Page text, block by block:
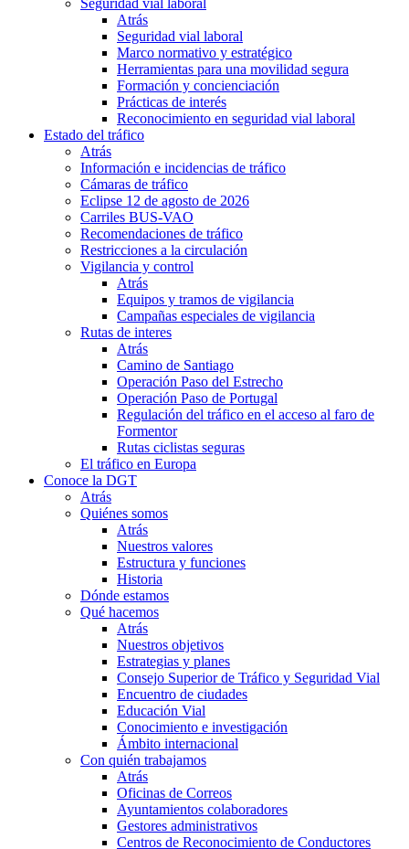
Seguridad vial laboral
Atrás
Seguridad vial laboral
Marco normativo y estratégico
Herramientas para una movilidad segura
Formación y concienciación
Prácticas de interés
Reconocimiento en seguridad vial laboral
Estado del tráfico
Atrás
Información e incidencias de tráfico
Cámaras de tráfico
Eclipse 12 de agosto de 2026
Carriles BUS-VAO
Recomendaciones de tráfico
Restricciones a la circulación
Vigilancia y control
Atrás
Equipos y tramos de vigilancia
Campañas especiales de vigilancia
Rutas de interes
Atrás
Camino de Santiago
Operación Paso del Estrecho
Operación Paso de Portugal
Regulación del tráfico en el acceso al faro de
Formentor
Rutas ciclistas seguras
El tráfico en Europa
Conoce la DGT
Atrás
Quiénes somos
Atrás
Nuestros valores
Estructura y funciones
Historia
Dónde estamos
Qué hacemos
Atrás
Nuestros objetivos
Estrategias y planes
Consejo Superior de Tráfico y Seguridad Vial
Encuentro de ciudades
Educación Vial
Conocimiento e investigación
Ámbito internacional
Con quién trabajamos
Atrás
Oficinas de Correos
Ayuntamientos colaboradores
Gestores administrativos
Centros de Reconocimiento de Conductores